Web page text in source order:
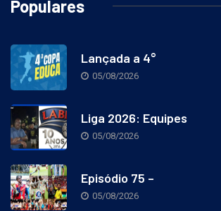
Populares
Lançada a 4°
05/08/2026
Liga 2026: Equipes
05/08/2026
Episódio 75 –
05/08/2026